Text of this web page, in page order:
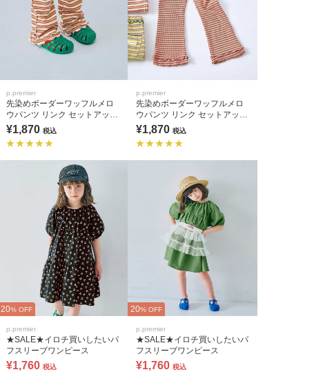
p.premier
先染めボーダーワッフルメロ
ウパンツ リンク セットアップ
可
¥1,870 税込
p.premier
先染めボーダーワッフルメロ
ウパンツ リンク セットアップ
可
¥1,870 税込
20% OFF
p.premier
★SALE★イロチ買いしたいパ
フスリーブワンピース
¥1,760 税込
20% OFF
p.premier
★SALE★イロチ買いしたいパ
フスリーブワンピース
¥1,760 税込